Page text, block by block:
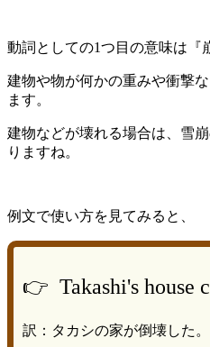
動詞としての1つ目の意味は『
建物や物が何かの重みや衝撃
ます。
建物などが壊れる場合は、雪
りますね。
例文で使い方を見てみると、
👉 Takashi's house
訳：タカシの家が倒壊した。